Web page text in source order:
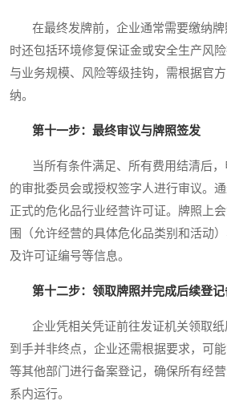
在最终发牌前，企业通常需要缴纳牌
时还包括环境修复保证金或安全生产风
与业务规模、风险等级挂钩，需根据官
纳。
第十一步：最终审议与牌照签发
当所有条件满足、所有费用结清后，
的审批委员会或授权签字人进行审议。
正式的危化品行业经营许可证。牌照上
围（允许经营的具体危化品类别和活动
及许可证编号等信息。
第十二步：领取牌照并完成后续登记
企业凭相关凭证前往发证机关领取纸
到手并非终点，企业还需根据要求，可
等其他部门进行备案登记，确保所有经
系内运行。